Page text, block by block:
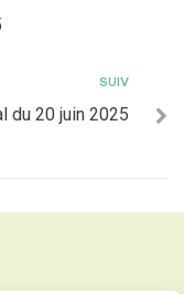
SUIV
du 20 juin 2025